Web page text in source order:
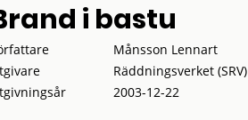
i bastu
Månsson Lennart
Räddningsverket (SRV)
2003-12-22